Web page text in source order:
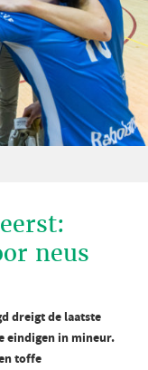
neus
dreigt de laatste
eindigen in mineur.
toffe